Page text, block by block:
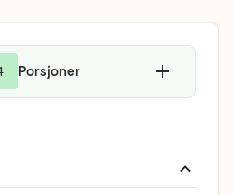
Porsjoner